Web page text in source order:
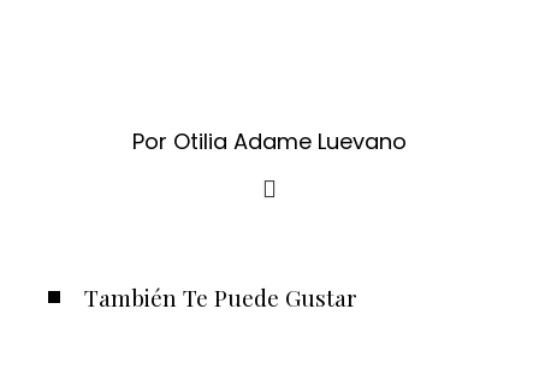
Por Otilia Adame Luevano
También Te Puede Gustar